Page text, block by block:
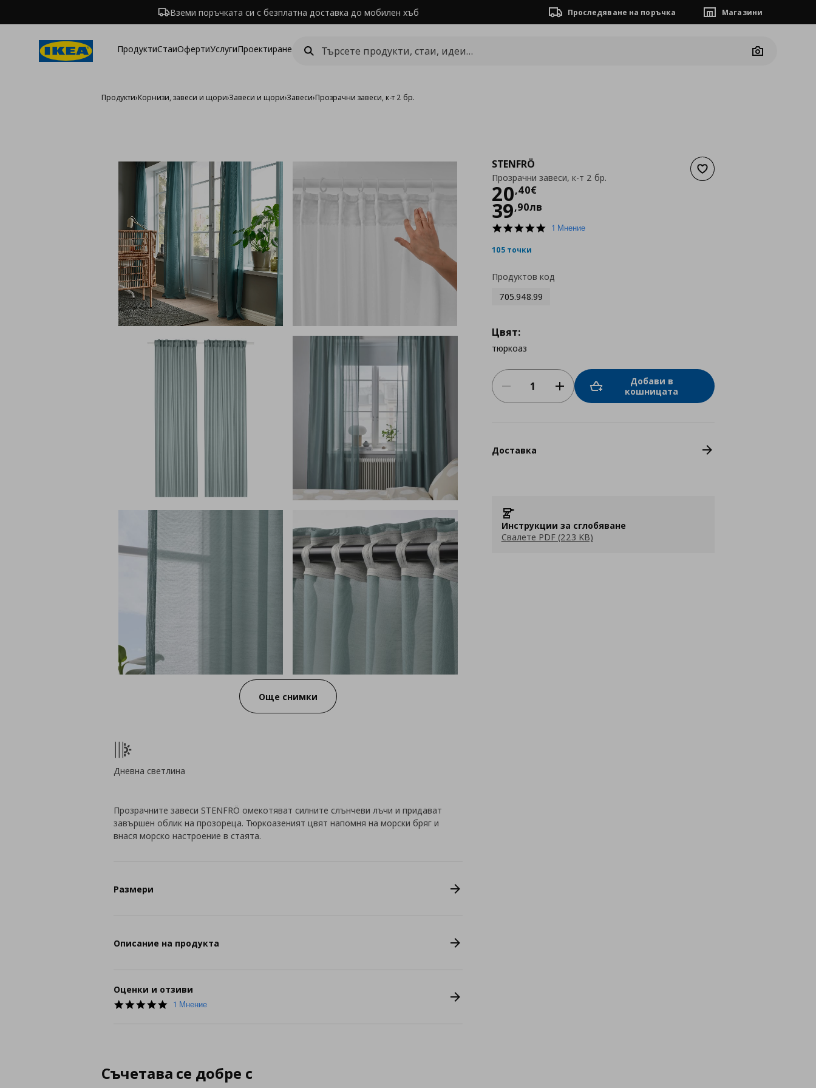
Вземи поръчката си с безплатна доставка до мобилен хъб Проследяване на поръчка Магазини
ПродуктиСтаиОфертиУслугиПроектиране
Camera
Продукти›Корнизи, завеси и щори›Завеси и щори›Завеси›Прозрачни завеси, к-т 2 бр.
Още снимки
Добави към списъка с
STENFRÖ
Прозрачни завеси, к-т 2 бр.
20,40€
Цена
39,90лв
5.01 Мнение
105 точки
Продуктов код
705.948.99
Цвят:
тюркоаз
Добави в
кошницата
Доставка
Инструкции за сглобяване
Свалете PDF (223 KB)
Дневна светлина
Прозрачните завеси STENFRÖ омекотяват силните слънчеви лъчи и придават
завършен облик на прозореца. Тюркоазеният цвят напомня на морски бряг и
внася морско настроение в стаята.
Размери
Описание на продукта
Оценки и отзиви
5.0
1 Мнение
Съчетава се добре с